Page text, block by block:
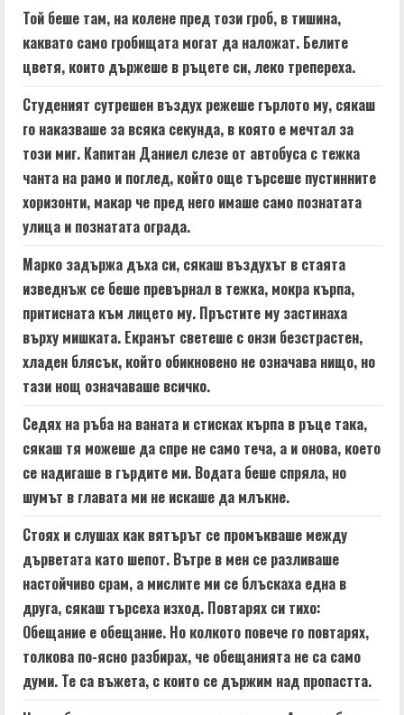
e
a
d
i
n
g
Той беше там, на колене пред този гроб, в тишина,
каквато само гробищата могат да наложат. Белите
цветя, които държеше в ръцете си, леко трепереха.
Студеният сутрешен въздух режеше гърлото му, сякаш
го наказваше за всяка секунда, в която е мечтал за
този миг. Капитан Даниел слезе от автобуса с тежка
чанта на рамо и поглед, който още търсеше пустинните
хоризонти, макар че пред него имаше само познатата
улица и познатата ограда.
Марко задържа дъха си, сякаш въздухът в стаята
изведнъж се беше превърнал в тежка, мокра кърпа,
притисната към лицето му. Пръстите му застинаха
върху мишката. Екранът светеше с онзи безстрастен,
хладен блясък, който обикновено не означава нищо, но
тази нощ означаваше всичко.
Седях на ръба на ваната и стисках кърпа в ръце така,
сякаш тя можеше да спре не само теча, а и онова, което
се надигаше в гърдите ми. Водата беше спряла, но
шумът в главата ми не искаше да млъкне.
Стоях и слушах как вятърът се промъкваше между
дърветата като шепот. Вътре в мен се разливаше
настойчиво срам, а мислите ми се блъскаха една в
друга, сякаш търсеха изход. Повтарях си тихо:
Обещание е обещание. Но колкото повече го повтарях,
толкова по-ясно разбирах, че обещанията не са само
думи. Те са въжета, с които се държим над пропастта.